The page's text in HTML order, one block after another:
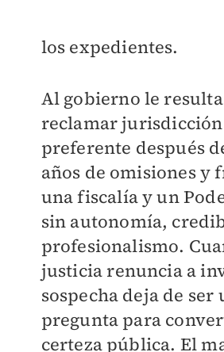
los expedientes.
Al gobierno le
reclamar jurisdicción
preferente después
años de omisiones y
una fiscalía y un
sin autonomía,
profesionalismo.
justicia renuncia a
sospecha deja de ser
pregunta para
certeza pública. El